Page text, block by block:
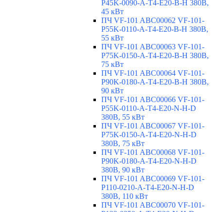
P45K-0090-A-T4-E20-B-H 380В,
45 кВт
ПЧ VF-101 ABC00062 VF-101-
P55K-0110-A-T4-E20-B-H 380В,
55 кВт
ПЧ VF-101 ABC00063 VF-101-
P75K-0150-A-T4-E20-B-H 380В,
75 кВт
ПЧ VF-101 ABC00064 VF-101-
P90K-0180-A-T4-E20-B-H 380В,
90 кВт
ПЧ VF-101 ABC00066 VF-101-
P55K-0110-A-T4-E20-N-H-D
380В, 55 кВт
ПЧ VF-101 ABC00067 VF-101-
P75K-0150-A-T4-E20-N-H-D
380В, 75 кВт
ПЧ VF-101 ABC00068 VF-101-
P90K-0180-A-T4-E20-N-H-D
380В, 90 кВт
ПЧ VF-101 ABC00069 VF-101-
P110-0210-A-T4-E20-N-H-D
380В, 110 кВт
ПЧ VF-101 ABC00070 VF-101-